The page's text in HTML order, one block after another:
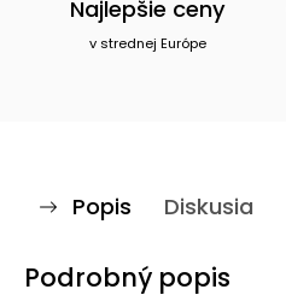
Najlepšie ceny
v strednej Európe
Popis Diskusia
Podrobný popis